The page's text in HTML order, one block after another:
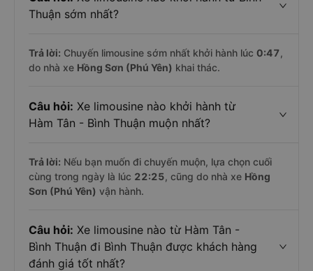
Thuận sớm nhất?
Trả lời: Chuyến limousine sớm nhất khởi hành lúc 0:47,
do nhà xe Hồng Sơn (Phú Yên) khai thác.
Câu hỏi: Xe limousine nào khởi hành từ
Hàm Tân - Bình Thuận muộn nhất?
Trả lời: Nếu bạn muốn đi chuyến muộn, lựa chọn cuối
cùng trong ngày là lúc 22:25, cũng do nhà xe Hồng
Sơn (Phú Yên) vận hành.
Câu hỏi: Xe limousine nào từ Hàm Tân -
Bình Thuận đi Bình Thuận được khách hàng
đánh giá tốt nhất?